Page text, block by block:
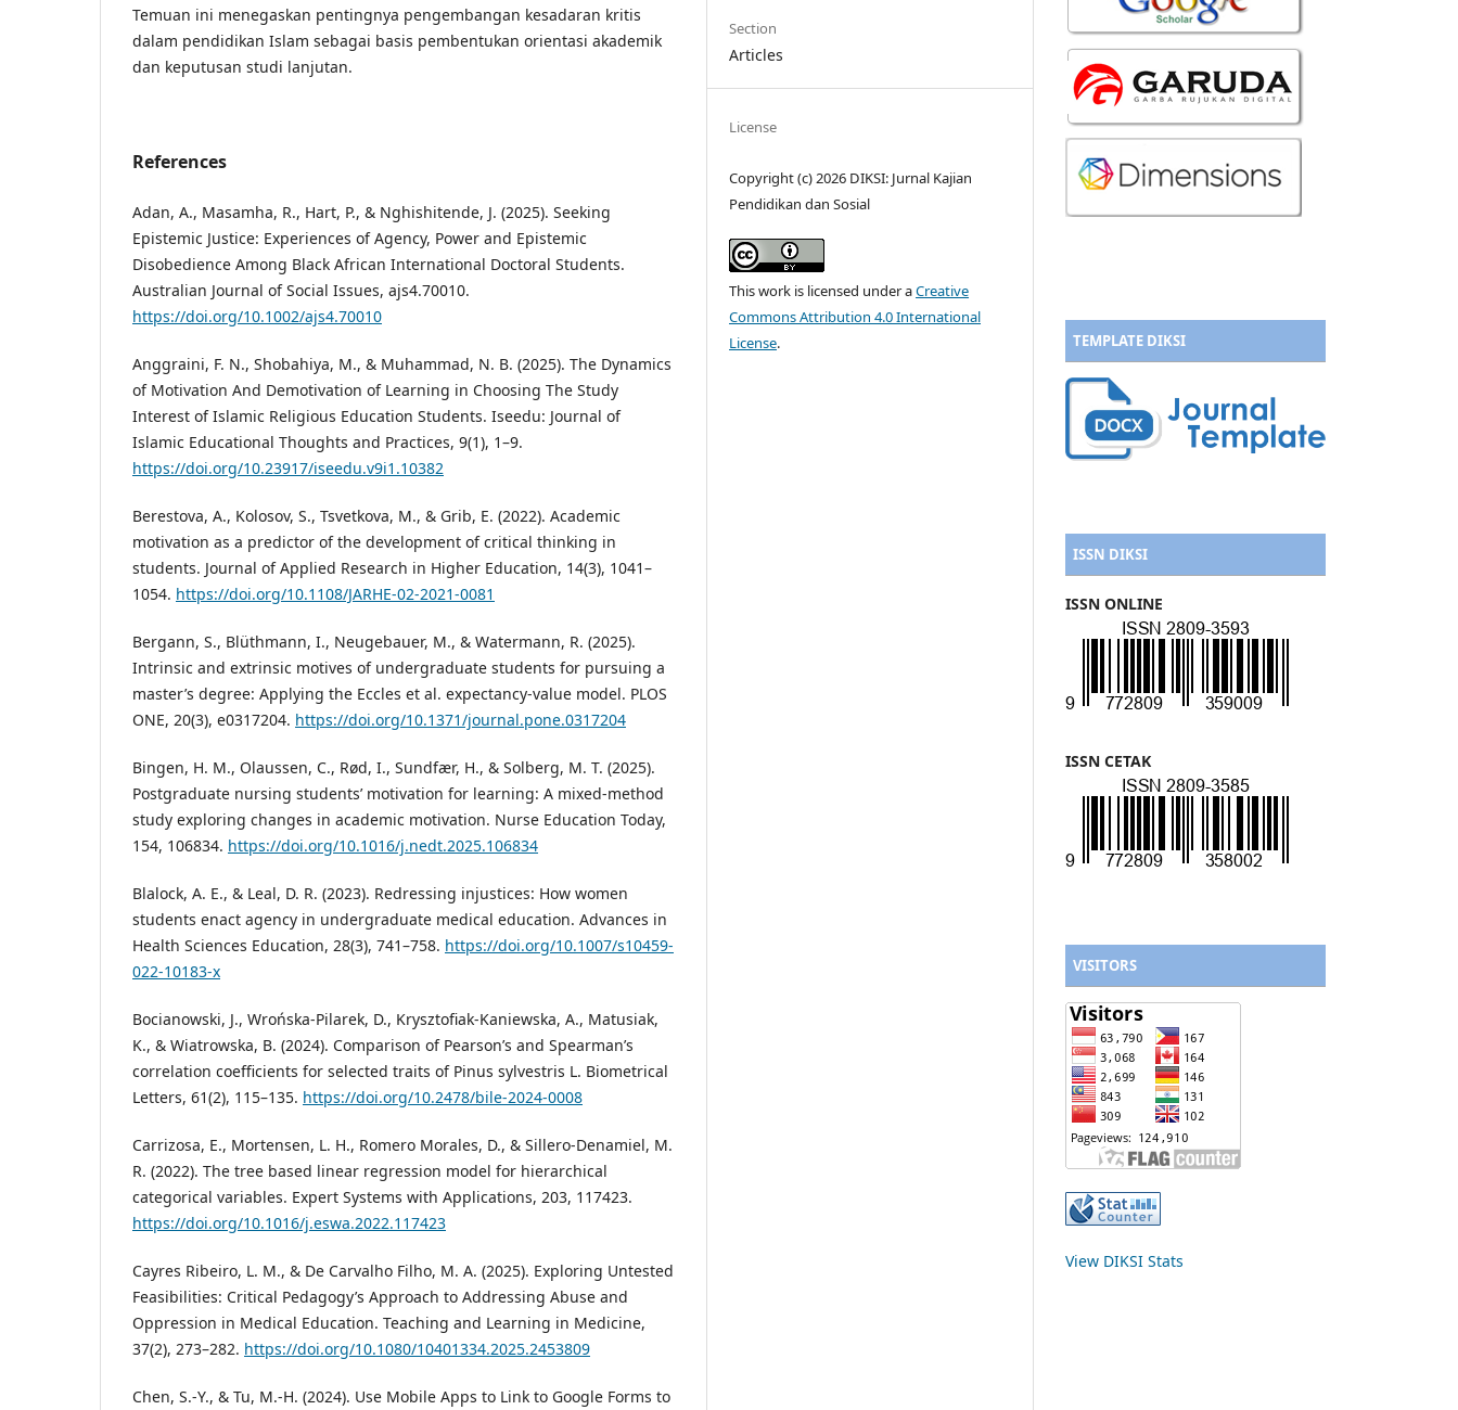
Temuan ini menegaskan pentingnya pengembangan kesadaran kritis
dalam pendidikan Islam sebagai basis pembentukan orientasi akademik
dan keputusan studi lanjutan.
References
Adan, A., Masamha, R., Hart, P., & Nghishitende, J. (2025). Seeking
Epistemic Justice: Experiences of Agency, Power and Epistemic
Disobedience Among Black African International Doctoral Students.
Australian Journal of Social Issues, ajs4.70010.
https://doi.org/10.1002/ajs4.70010
Anggraini, F. N., Shobahiya, M., & Muhammad, N. B. (2025). The Dynamics
of Motivation And Demotivation of Learning in Choosing The Study
Interest of Islamic Religious Education Students. Iseedu: Journal of
Islamic Educational Thoughts and Practices, 9(1), 1–9.
https://doi.org/10.23917/iseedu.v9i1.10382
Berestova, A., Kolosov, S., Tsvetkova, M., & Grib, E. (2022). Academic
motivation as a predictor of the development of critical thinking in
students. Journal of Applied Research in Higher Education, 14(3), 1041–
1054. https://doi.org/10.1108/JARHE-02-2021-0081
Bergann, S., Blüthmann, I., Neugebauer, M., & Watermann, R. (2025).
Intrinsic and extrinsic motives of undergraduate students for pursuing a
master’s degree: Applying the Eccles et al. expectancy-value model. PLOS
ONE, 20(3), e0317204. https://doi.org/10.1371/journal.pone.0317204
Bingen, H. M., Olaussen, C., Rød, I., Sundfær, H., & Solberg, M. T. (2025).
Postgraduate nursing students’ motivation for learning: A mixed-method
study exploring changes in academic motivation. Nurse Education Today,
154, 106834. https://doi.org/10.1016/j.nedt.2025.106834
Blalock, A. E., & Leal, D. R. (2023). Redressing injustices: How women
students enact agency in undergraduate medical education. Advances in
Health Sciences Education, 28(3), 741–758. https://doi.org/10.1007/s10459-
022-10183-x
Bocianowski, J., Wrońska-Pilarek, D., Krysztofiak-Kaniewska, A., Matusiak,
K., & Wiatrowska, B. (2024). Comparison of Pearson’s and Spearman’s
correlation coefficients for selected traits of Pinus sylvestris L. Biometrical
Letters, 61(2), 115–135. https://doi.org/10.2478/bile-2024-0008
Carrizosa, E., Mortensen, L. H., Romero Morales, D., & Sillero-Denamiel, M.
R. (2022). The tree based linear regression model for hierarchical
categorical variables. Expert Systems with Applications, 203, 117423.
https://doi.org/10.1016/j.eswa.2022.117423
Cayres Ribeiro, L. M., & De Carvalho Filho, M. A. (2025). Exploring Untested
Feasibilities: Critical Pedagogy’s Approach to Addressing Abuse and
Oppression in Medical Education. Teaching and Learning in Medicine,
37(2), 273–282. https://doi.org/10.1080/10401334.2025.2453809
Chen, S.-Y., & Tu, M.-H. (2024). Use Mobile Apps to Link to Google Forms to
Section
Articles
License
Copyright (c) 2026 DIKSI: Jurnal Kajian
Pendidikan dan Sosial
This work is licensed under aCreative
Commons Attribution 4.0 International
License. TEMPLATE DIKSI
ISSN DIKSI
ISSN ONLINE
ISSN CETAK
VISITORS
View DIKSI Stats